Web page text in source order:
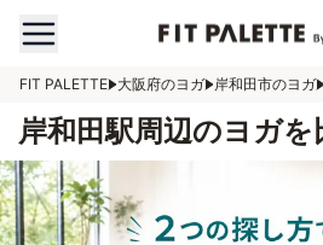
FIT PALETTE 大阪府のヨガ 岸和田市のヨガ
岸和田駅周辺のヨガ